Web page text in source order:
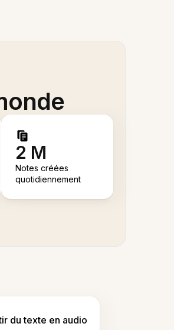
2 M
Notes créées
quotidiennement
du texte en audio